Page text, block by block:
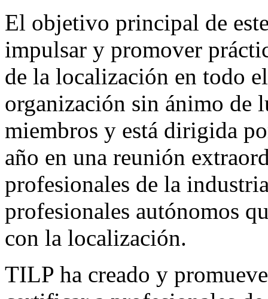
El objetivo principal de
impulsar y promover
de la localización en todo
organización sin ánimo de
miembros y está dirigida
año en una reunión
profesionales de la
profesionales autónomos
con la localización.
TILP ha creado y